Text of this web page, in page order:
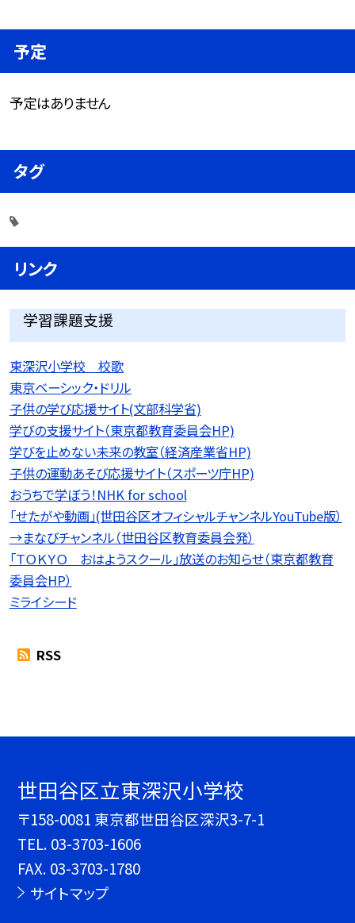
予定
予定はありません
タグ
リンク
学習課題支援
東深沢小学校 校歌
東京ベーシック・ドリル
子供の学び応援サイト(文部科学省)
学びの支援サイト（東京都教育委員会HP)
学びを止めない未来の教室（経済産業省HP)
子供の運動あそび応援サイト（スポーツ庁HP)
おうちで学ぼう！NHK for school
「せたがや動画」(世田谷区オフィシャルチャンネルYouTube版）
→まなびチャンネル（世田谷区教育委員会発）
「ＴＯＫＹＯ おはようスクール」放送のお知らせ（東京都教育
委員会HP）
ミライシード
RSS
世田谷区立東深沢小学校
〒158-0081 東京都世田谷区深沢3-7-1
TEL. 03-3703-1606
FAX. 03-3703-1780
サイトマップ